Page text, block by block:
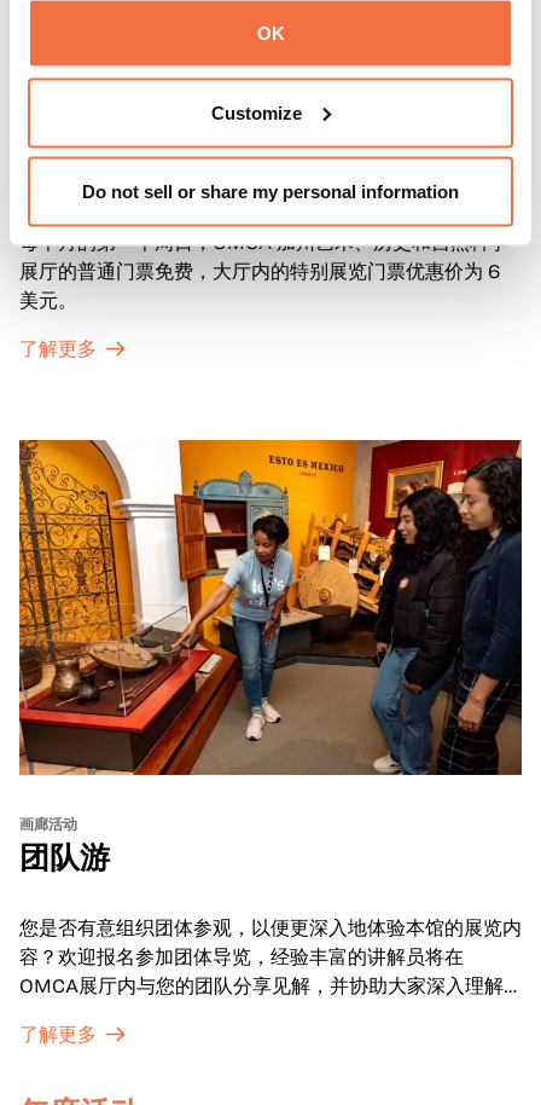
OK
Customize
Do not sell or share my personal information
第一主日
每个月的第一个周日，OMCA 加州艺术、历史和自然科学
展厅的普通门票免费，大厅内的特别展览门票优惠价为 6
美元。
了解更多
画廊活动
团队游
您是否有意组织团体参观，以便更深入地体验本馆的展览内
容？欢迎报名参加团体导览，经验丰富的讲解员将在
OMCA展厅内与您的团队分享见解，并协助大家深入理解
了解更多